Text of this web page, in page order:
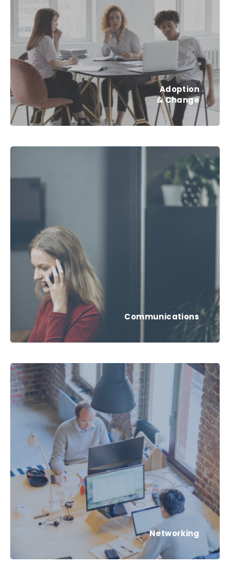
Adoption
& Change
Communications
Networking